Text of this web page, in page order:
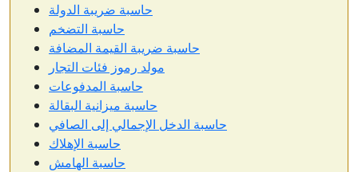
حاسبة ضريبة الدولة
حاسبة التضخم
حاسبة ضريبة القيمة المضافة
مولد رموز فئات التجار
حاسبة المدفوعات
حاسبة ميزانية البقالة
حاسبة الدخل الإجمالي إلى الصافي
حاسبة الإهلاك
حاسبة الهامش